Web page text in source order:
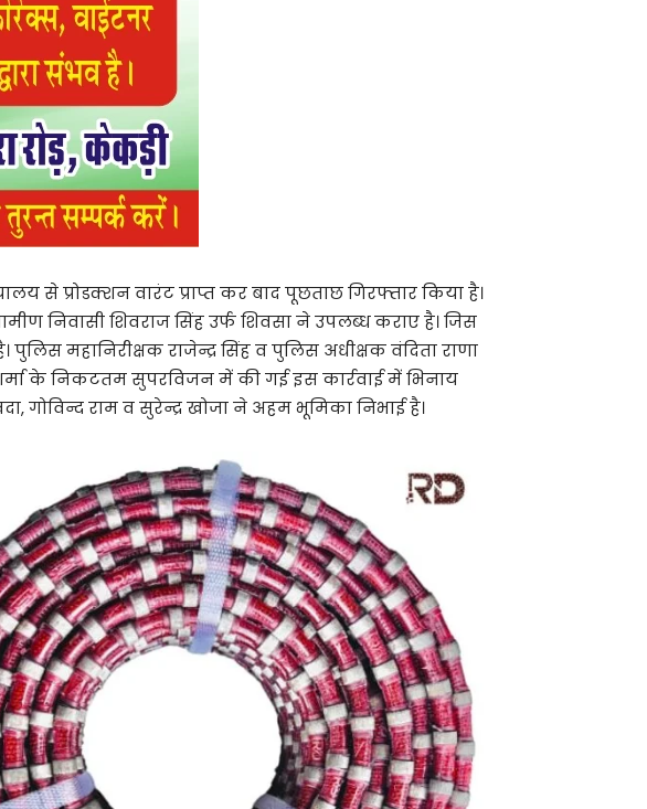
से प्रोडक्शन वारंट प्राप्त कर बाद पूछताछ गिरफ्तार किया है।
निवासी शिवराज सिंह उर्फ शिवसा ने उपलब्ध कराए है। जिस
महानिरीक्षक राजेन्द्र सिंह व पुलिस अधीक्षक वंदिता राणा
के निकटतम सुपरविजन में की गई इस कार्रवाई में भिनाय
राम व सुरेन्द्र खोजा ने अहम ​भूमिका निभाई है।